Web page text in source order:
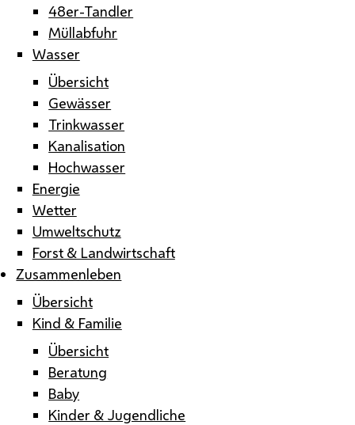
48er-Tandler
Müllabfuhr
Wasser
Übersicht
Gewässer
Trinkwasser
Kanalisation
Hochwasser
Energie
Wetter
Umweltschutz
Forst & Landwirtschaft
Zusammenleben
Übersicht
Kind & Familie
Übersicht
Beratung
Baby
Kinder & Jugendliche